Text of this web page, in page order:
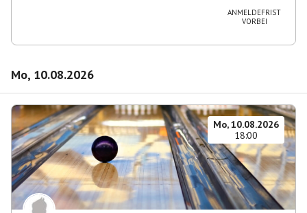
ANMELDEFRIST
VORBEI
Mo, 10.08.2026
Mo, 10.08.2026
18:00